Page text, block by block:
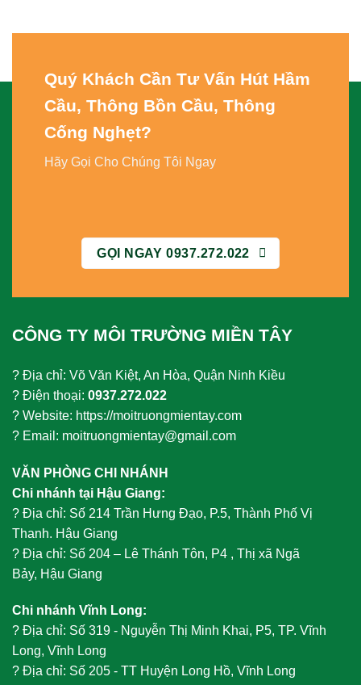
Quý Khách Cần Tư Vấn Hút Hầm
Cầu, Thông Bồn Cầu, Thông
Cống Nghẹt?
Hãy Gọi Cho Chúng Tôi Ngay
GỌI NGAY 0937.272.022
CÔNG TY MÔI TRƯỜNG MIỀN TÂY
? Địa chỉ: Võ Văn Kiệt, An Hòa, Quận Ninh Kiều
? Điện thoại: 0937.272.022
? Website: https://moitruongmientay.com
? Email: moitruongmientay@gmail.com
VĂN PHÒNG CHI NHÁNH
Chi nhánh tại Hậu Giang:
? Địa chỉ: Số 214 Trần Hưng Đạo, P.5, Thành Phố Vị
Thanh. Hậu Giang
? Địa chỉ: Số 204 – Lê Thánh Tôn, P4 , Thị xã Ngã
Bảy, Hậu Giang
Chi nhánh Vĩnh Long:
? Địa chỉ: Số 319 - Nguyễn Thị Minh Khai, P5, TP. Vĩnh
Long, Vĩnh Long
? Địa chỉ: Số 205 - TT Huyện Long Hồ, Vĩnh Long